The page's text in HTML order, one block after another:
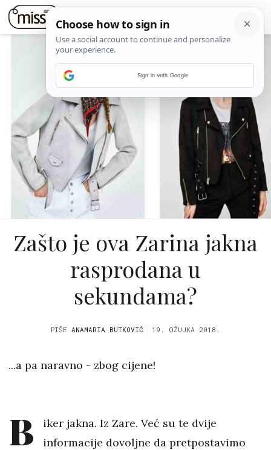
Zašto je ova Zarina jakna
rasprodana u
sekundama?
PIŠE ANAMARIA BUTKOVIĆ 19. OŽUJKA 2018.
...a pa naravno - zbog cijene!
B
iker jakna. Iz Zare. Već su te dvije
informacije dovoljne da pretpostavimo
Sign in with Google